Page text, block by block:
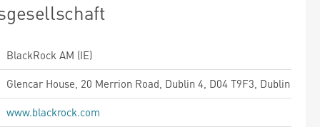
BlackRock AM (IE)
Glencar House, 20 Merrion Road, Dublin 4, D04 T9F3, Dublin
www.blackrock.com